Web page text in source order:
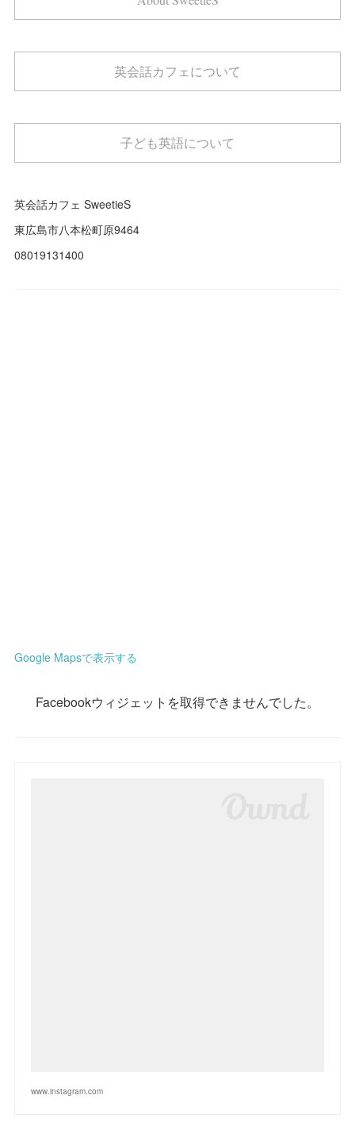
英会話カフェについて
子ども英語について
英会話カフェ SweetieS
東広島市八本松町原9464
08019131400
Google Mapsで表示する
Facebookウィジェットを取得できませんでした。
www.instagram.com